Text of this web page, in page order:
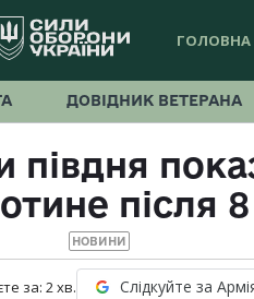
ГОЛОВНА
ДОВІДНИК ВЕТЕРАНА
півдня
після 8
НОВИНИ
за: 2хв. Слідкуйте за